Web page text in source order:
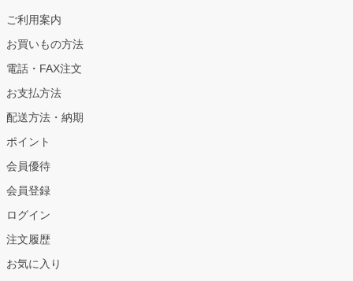
ご利用案内
お買いもの方法
電話・FAX注文
お支払方法
配送方法・納期
ポイント
会員優待
会員登録
ログイン
注文履歴
お気に入り